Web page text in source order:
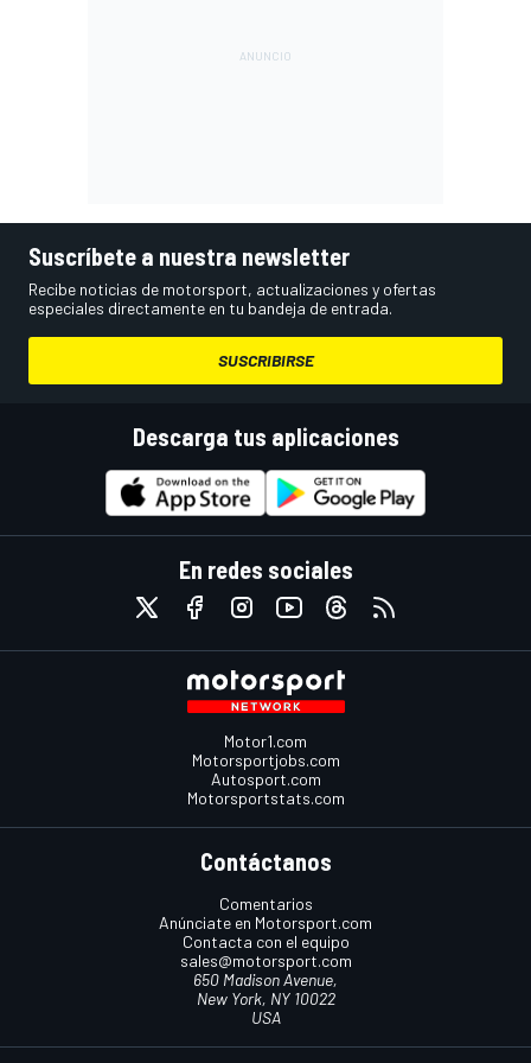
Suscríbete a nuestra newsletter
Recibe noticias de motorsport, actualizaciones y ofertas
especiales directamente en tu bandeja de entrada.
SUSCRIBIRSE
Descarga tus aplicaciones
En redes sociales
Motor1.com
Motorsportjobs.com
Autosport.com
Motorsportstats.com
Contáctanos
Comentarios
Anúnciate en Motorsport.com
Contacta con el equipo
sales@motorsport.com
650 Madison Avenue,
New York, NY 10022
USA